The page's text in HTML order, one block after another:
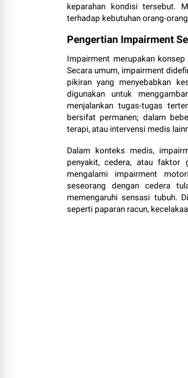
keparahan kondisi tersebut.
terhadap kebutuhan orang-
Pengertian Impairment
Impairment merupakan
Secara umum, impairment
pikiran yang menyebabkan
digunakan untuk
menjalankan tugas-tugas
bersifat permanen; dalam
terapi, atau intervensi medis
Dalam konteks medis,
penyakit, cedera, atau faktor
mengalami impairment
seseorang dengan cedera
memengaruhi sensasi tubuh.
seperti paparan racun,